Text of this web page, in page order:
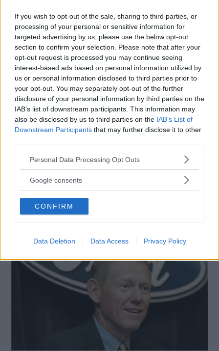
If you wish to opt-out of the sale, sharing to third parties, or
processing of your personal or sensitive information for
targeted advertising by us, please use the below opt-out
section to confirm your selection. Please note that after your
opt-out request is processed you may continue seeing
interest-based ads based on personal information utilized by
us or personal information disclosed to third parties prior to
your opt-out. You may separately opt-out of the further
disclosure of your personal information by third parties on the
IAB’s list of downstream participants. This information may
also be disclosed by us to third parties on the IAB’s List of
Downstream Participants that may further disclose it to other
Please note that this website/app uses one or more Google
not limited to your visit or usage behaviour. You may click to
use your data for below specified purposes in below Google
consent section.
Personal Data Processing Opt Outs
Google consents
CONFIRM
Data Deletion Data Access Privacy Policy
Fords konkurrenter General Motors och
Chrysler för samtal om en sammanslagning,
vilket skulle stärka biljättarna. Men Alan Mulally
vill inte precisera vad Ford gör för att förbättra
sin situation - och vill inte heller kommentera
om det är aktuellt med fler nedskärningar eller
försäljningar av bilmärken.
- Vi kommer att göra det som krävs för att
fast, vi ska hålla oss till den och fullfölja det
arbete med besparingar som vi börjat, säger
Alan Mulally.